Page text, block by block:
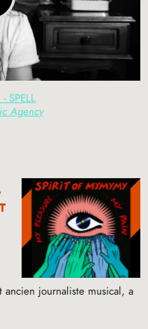
SPELL
Agency
journaliste musical, a